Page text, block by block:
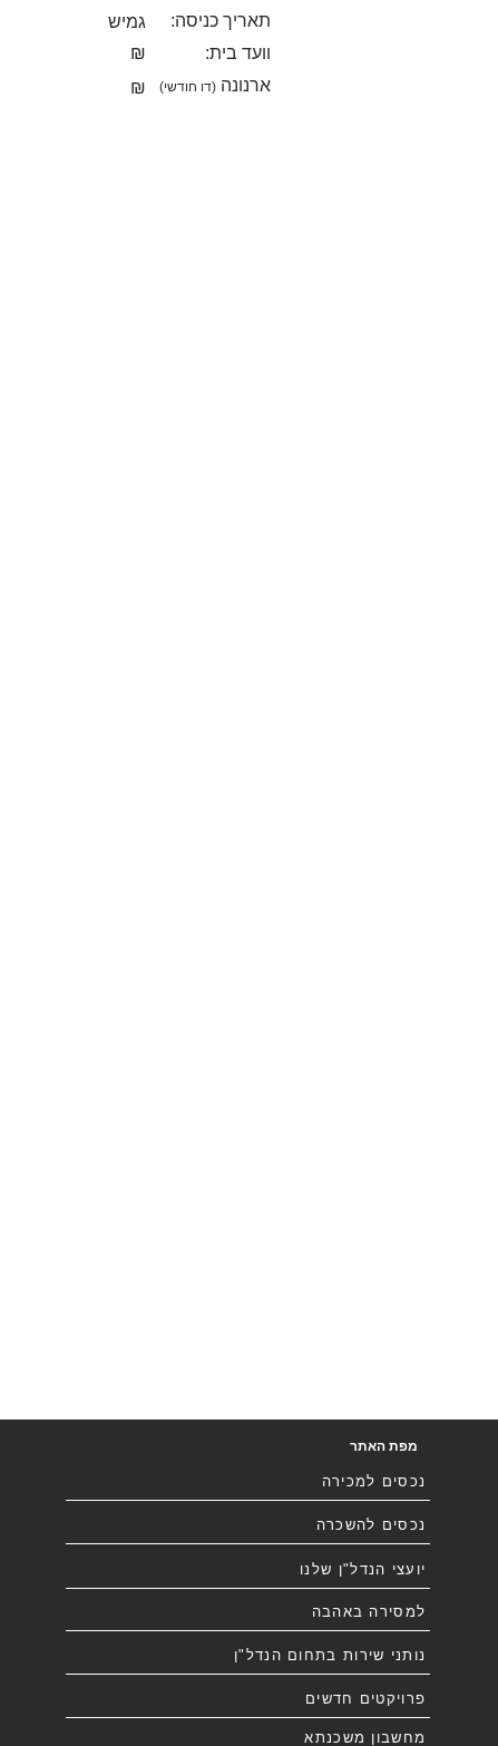
גמיש
תאריך כניסה:
₪
וועד בית:
₪
ארנונה (דו חודשי)
מפת האתר
נכסים למכירה
נכסים להשכרה
יועצי הנדל"ן שלנו
למסירה באהבה
נותני שירות בתחום הנדל"ן
פרויקטים חדשים
מחשבון משכנתא